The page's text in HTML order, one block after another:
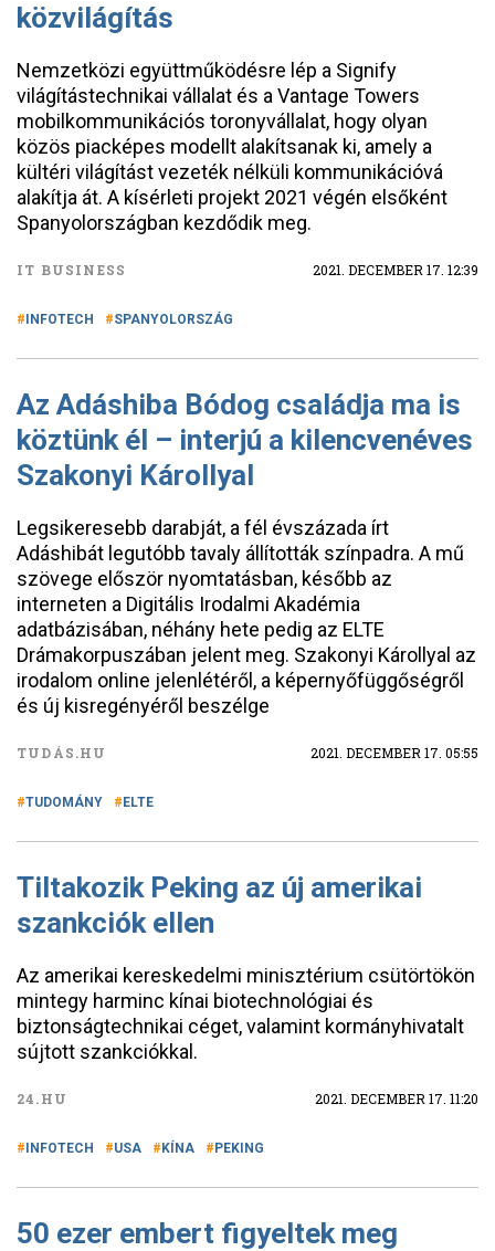
közvilágítás
Nemzetközi együttműködésre lép a Signify
világítástechnikai vállalat és a Vantage Towers
mobilkommunikációs toronyvállalat, hogy olyan
közös piacképes modellt alakítsanak ki, amely a
kültéri világítást vezeték nélküli kommunikációvá
alakítja át. A kísérleti projekt 2021 végén elsőként
Spanyolországban kezdődik meg.
IT BUSINESS 2021. DECEMBER 17. 12:39
INFOTECH SPANYOLORSZÁG
Az Adáshiba Bódog családja ma is
köztünk él – interjú a kilencvenéves
Szakonyi Károllyal
Legsikeresebb darabját, a fél évszázada írt
Adáshibát legutóbb tavaly állították színpadra. A mű
szövege először nyomtatásban, később az
interneten a Digitális Irodalmi Akadémia
adatbázisában, néhány hete pedig az ELTE
Drámakorpuszában jelent meg. Szakonyi Károllyal az
irodalom online jelenlétéről, a képernyőfüggőségről
és új kisregényéről beszélge
TUDÁS.HU 2021. DECEMBER 17. 05:55
TUDOMÁNY ELTE
Tiltakozik Peking az új amerikai
szankciók ellen
Az amerikai kereskedelmi minisztérium csütörtökön
mintegy harminc kínai biotechnológiai és
biztonságtechnikai céget, valamint kormányhivatalt
sújtott szankciókkal.
24.HU 2021. DECEMBER 17. 11:20
INFOTECH USA KÍNA PEKING
50 ezer embert figyeltek meg